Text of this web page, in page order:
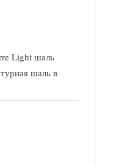
Light шаль
шаль в